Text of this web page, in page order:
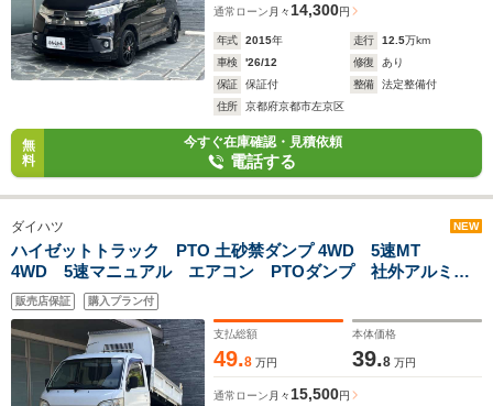
通常ローン 月々 14,300円
年式 2015年 走行 12.5万km
車検
'26/12 修復
あり
保証
保証付 整備
法定整備付
住所
京都府京都市左京区
無
料
今すぐ在庫確認・見積依頼
電話する
ダイハツ NEW
ハイゼットトラック PTO 土砂禁ダンプ 4WD 5速MT
4WD 5速マニュアル エアコン PTOダンプ 社外アルミス
タッドレス 最大積載量350キロ
販売店保証 購入プラン付
支払総額
49.8 万円
本体価格
39.8 万円
通常ローン 月々 15,500円